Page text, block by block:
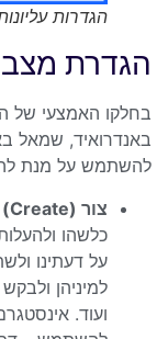
הגדרות
הגדרת
בחלקו האמצעי של
באנדרואיד, שמאל
להשתמש על מנת
צור (Create) –
כלשהו
על דעתינו
למיניהן
ועוד.